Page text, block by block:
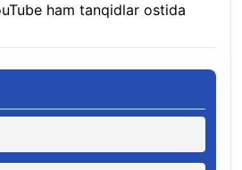
ham tanqidlar ostida